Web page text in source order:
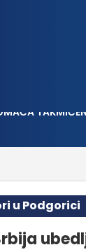
u Podgorici